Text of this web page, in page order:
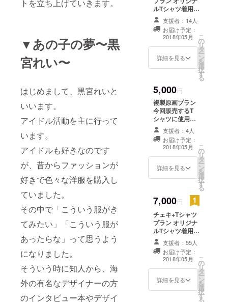
トを立ち上げていきます。
▼あの子の夢〜黒
宮れい〜
はじめまして、黒宮れいと
いいます。
アイドル活動を主に行って
います。
アイドルも好きなのです
が、昔からファッションが
好きで色々な洋服を購入し
ていました。
その中で「こういう服がき
てみたい」「こういう服が
あったらな」って思うよう
になりました。
そういう時に知人から、海
外の有名なデザイナーの方
のインタビュー本やデザイ
ルTシャツ着用
チェキ(サイン無
し)1枚発送 黒宮
れい私服チェキ
(サイン入)1枚発
送
支援者：14人
お届け予定：
2018年05月
詳細を見る
こ
の
リ
タ
ー
ン
を
選
択
す
る
5,000円
複製原画プラン
今回販売するT
シャツに使用す
る黒宮れいがデ
ザインした原画
(複製/コピー)1枚
に直筆サインを
付けて発送
支援者：4人
お届け予定：
2018年05月
詳細を見る
こ
の
リ
タ
ー
ン
を
選
択
す
る
7,000円
チェキ+Tシャツ
プラン オリジナ
ルTシャツ着用
チェキ(サイン無
し)1枚発送 黒宮
れい私服チェキ
(サイン入)1枚発
送 オリジナルT
シャツ1枚発送
・Tシャツのサイ
支援者：55人
お届け予定：
2018年05月
詳細を見る
こ
の
リ
タ
ー
ン
を
選
択
す
る